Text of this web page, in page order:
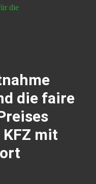
die
die faire
mit